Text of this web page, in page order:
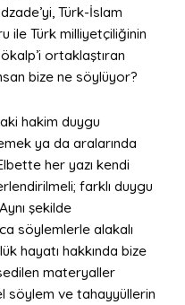
Türk-İslam
ile Türk milliyetçiliğinin
ortaklaştıran
bize ne söylüyor?
hakim duygu
ya da aralarında
her yazı kendi
farklı duygu
şekilde
söylemlerle alakalı
hayatı hakkında bize
materyaller
söylem ve tahayyüllerin